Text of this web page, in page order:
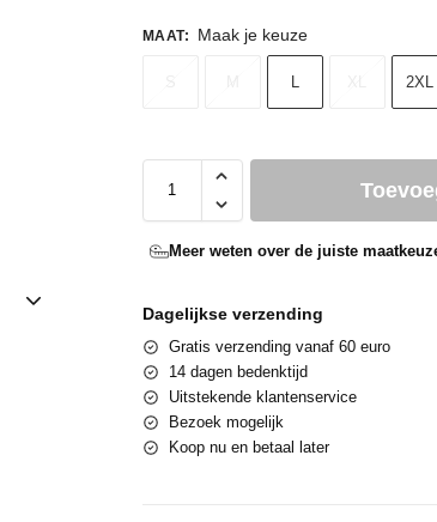
MAAT: Maak je keuze
L 2XL
Meer weten over de juiste
Dagelijkse verzending
Gratis verzending vanaf 60 euro
14 dagen bedenktijd
Uitstekende klantenservice
Bezoek mogelijk
Koop nu en betaal later